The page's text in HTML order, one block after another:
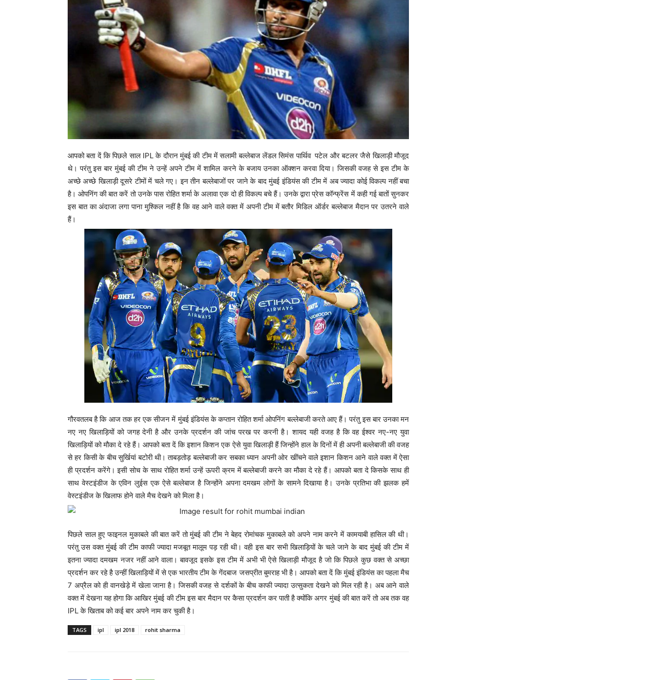
आपको बता दें कि पिछले साल IPL के दौरान मुंबई की टीम में सलामी बल्लेबाज लेंडल सिमंस पार्थिव पटेल और बटलर जैसे खिलाड़ी मौजूद
थे। परंतु इस बार मुंबई की टीम ने उन्हें अपने टीम में शामिल करने के बजाय उनका ऑक्शन करवा दिया। जिसकी वजह से इस टीम के
अच्छे अच्छे खिलाड़ी दूसरे टीमों में चले गए। इन तीन बल्लेबाजों पर जाने के बाद मुंबई इंडियंस की टीम में अब ज्यादा कोई विकल्प नहीं बचा
है। ओपनिंग की बात करें तो उनके पास रोहित शर्मा के अलावा एक दो ही विकल्प बचे हैं। उनके द्वारा प्रेस कॉन्फ्रेंस में कही गई बातों सुनकर
इस बात का अंदाजा लगा पाना मुश्किल नहीं है कि वह आने वाले वक्त में अपनी टीम में बतौर मिडिल ऑर्डर बल्लेबाज मैदान पर उतरने वाले
हैं।
गौरवतलब है कि आज तक हर एक सीजन में मुंबई इंडियंस के कप्तान रोहित शर्मा ओपनिंग बल्लेबाजी करते आए हैं। परंतु इस बार उनका मन
नए नए खिलाड़ियों को जगह देनी है और उनके प्रदर्शन की जांच परख पर करनी है। शायद यही वजह है कि वह ईश्वर नए-नए युवा
खिलाड़ियों को मौका दे रहे हैं। आपको बता दें कि इशान किशन एक ऐसे युवा खिलाड़ी हैं जिन्होंने हाल के दिनों में ही अपनी बल्लेबाजी की वजह
से हर किसी के बीच सुर्खियां बटोरी थी। ताबड़तोड़ बल्लेबाजी कर सबका ध्यान अपनी ओर खींचने वाले इशान किशन आने वाले वक्त में ऐसा
ही प्रदर्शन करेंगे। इसी सोच के साथ रोहित शर्मा उन्हें ऊपरी क्रम में बल्लेबाजी करने का मौका दे रहे हैं। आपको बता दे किसके साथ ही
साथ वेस्टइंडीज के एविन लुईस एक ऐसे बल्लेबाज है जिन्होंने अपना दमखम लोगों के सामने दिखाया है। उनके प्रतिभा की झलक हमें
वेस्टइंडीज के खिलाफ होने वाले मैच देखने को मिला है।
पिछले साल हुए फाइनल मुकाबले की बात करें तो मुंबई की टीम ने बेहद रोमांचक मुकाबले को अपने नाम करने में कामयाबी हासिल की थी।
परंतु उस वक्त मुंबई की टीम काफी ज्यादा मजबूत मालूम पड़ रही थी। वही इस बार सभी खिलाड़ियों के चले जाने के बाद मुंबई की टीम में
इतना ज्यादा दमखम नजर नहीं आने वाला। बावजूद इसके इस टीम में अभी भी ऐसे खिलाड़ी मौजूद है जो कि पिछले कुछ वक्त से अच्छा
प्रदर्शन कर रहे है उन्हीं खिलाड़ियों में से एक भारतीय टीम के गेंदबाज जसप्रीत बुमराह भी है। आपको बता दें कि मुंबई इंडियंस का पहला मैच
7 अप्रैल को ही वानखेड़े में खेला जाना है। जिसकी वजह से दर्शकों के बीच काफी ज्यादा उत्सुकता देखने को मिल रही है। अब आने वाले
वक्त में देखना यह होगा कि आखिर मुंबई की टीम इस बार मैदान पर कैसा प्रदर्शन कर पाती है क्योंकि अगर मुंबई की बात करें तो अब तक वह
IPL के खिताब को कई बार अपने नाम कर चुकी है।
TAGS ipl ipl 2018 rohit sharma